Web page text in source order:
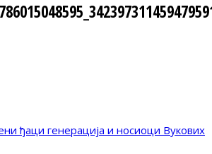
ђаци генерација и носиоци Вукових